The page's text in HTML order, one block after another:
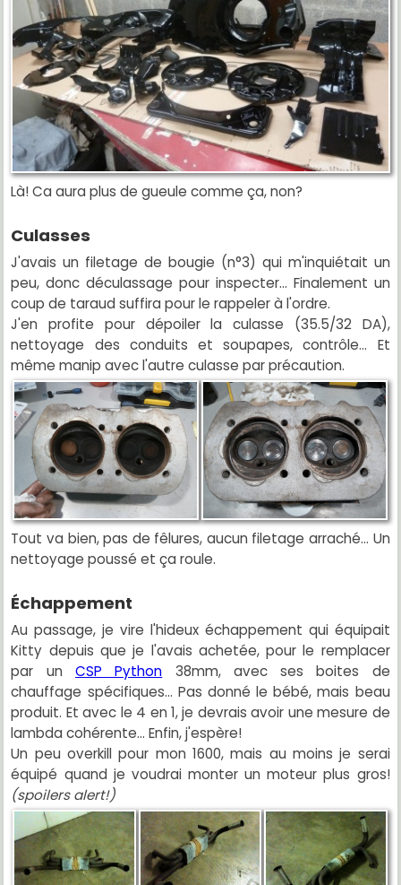
Là! Ca aura plus de gueule comme ça, non?
Culasses
J'avais un filetage de bougie (n°3) qui m'inquiétait un
peu, donc déculassage pour inspecter... Finalement un
coup de taraud suffira pour le rappeler à l'ordre.
J'en profite pour dépoiler la culasse (35.5/32 DA),
nettoyage des conduits et soupapes, contrôle... Et
même manip avec l'autre culasse par précaution.
Tout va bien, pas de fêlures, aucun filetage arraché... Un
nettoyage poussé et ça roule.
Échappement
Au passage, je vire l'hideux échappement qui équipait
Kitty depuis que je l'avais achetée, pour le remplacer
par un CSP Python 38mm, avec ses boites de
chauffage spécifiques... Pas donné le bébé, mais beau
produit. Et avec le 4 en 1, je devrais avoir une mesure de
lambda cohérente... Enfin, j'espère!
Un peu overkill pour mon 1600, mais au moins je serai
équipé quand je voudrai monter un moteur plus gros!
(spoilers alert!)